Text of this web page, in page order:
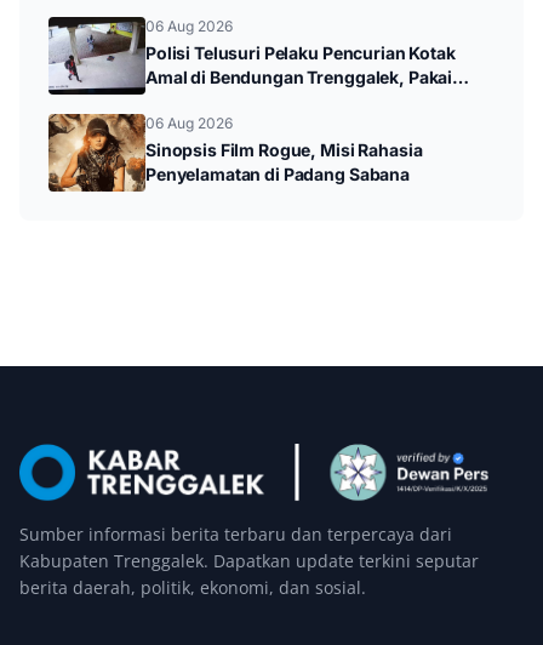
06 Aug 2026
Polisi Telusuri Pelaku Pencurian Kotak
Amal di Bendungan Trenggalek, Pakai
06 Aug 2026
Sinopsis Film Rogue, Misi Rahasia
Penyelamatan di Padang Sabana
Sumber informasi berita terbaru dan terpercaya dari
Kabupaten Trenggalek. Dapatkan update terkini seputar
berita daerah, politik, ekonomi, dan sosial.